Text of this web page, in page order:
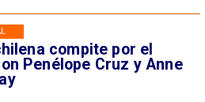
compite por el
Penélope Cruz y Anne